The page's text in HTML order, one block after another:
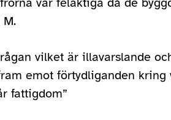
vilket är illavarslande
emot förtydliganden
fattigdom”